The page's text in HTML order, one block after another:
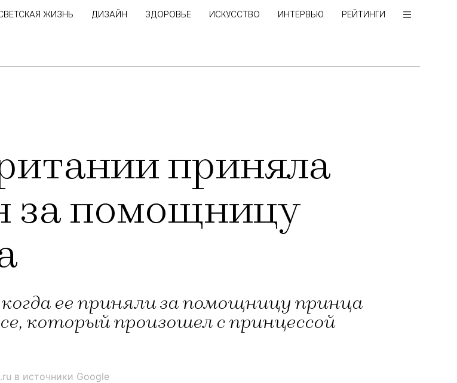
ЖИЗНЬ ДИЗАЙН ЗДОРОВЬЕ ИСКУССТВО ИНТЕРВЬЮ РЕЙТИНГИ
приняла
за помощницу
ее приняли за помощницу принца
который произошел с принцессой
в источники Google